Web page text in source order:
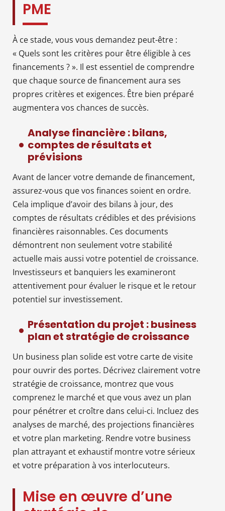
PME
À ce stade, vous vous demandez peut-être :
« Quels sont les critères pour être éligible à ces
financements ? ». Il est essentiel de comprendre
que chaque source de financement aura ses
propres critères et exigences. Être bien préparé
augmentera vos chances de succès.
Analyse financière : bilans,
comptes de résultats et
prévisions
Avant de lancer votre demande de financement,
assurez-vous que vos finances soient en ordre.
Cela implique d’avoir des bilans à jour, des
comptes de résultats crédibles et des prévisions
financières raisonnables. Ces documents
démontrent non seulement votre stabilité
actuelle mais aussi votre potentiel de croissance.
Investisseurs et banquiers les examineront
attentivement pour évaluer le risque et le retour
potentiel sur investissement.
Présentation du projet : business
plan et stratégie de croissance
Un business plan solide est votre carte de visite
pour ouvrir des portes. Décrivez clairement votre
stratégie de croissance, montrez que vous
comprenez le marché et que vous avez un plan
pour pénétrer et croître dans celui-ci. Incluez des
analyses de marché, des projections financières
et votre plan marketing. Rendre votre business
plan attrayant et exhaustif montre votre sérieux
et votre préparation à vos interlocuteurs.
Mise en œuvre d’une